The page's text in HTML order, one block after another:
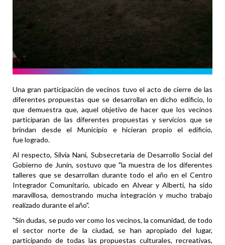
Una gran participación de vecinos tuvo el acto de cierre de las
diferentes propuestas que se desarrollan en dicho edificio, lo
que demuestra que, aquel objetivo de hacer que los vecinos
participaran de las diferentes propuestas y servicios que se
brindan desde el Municipio e hicieran propio el edificio,
fue logrado.
Al respecto, Silvia Nani, Subsecretaria de Desarrollo Social del
Gobierno de Junín, sostuvo que "la muestra de los diferentes
talleres que se desarrollan durante todo el año en el Centro
Integrador Comunitario, ubicado en Alvear y Alberti, ha sido
maravillosa, demostrando mucha integración y mucho trabajo
realizado durante el año".
"Sin dudas, se pudo ver como los vecinos, la comunidad, de todo
el sector norte de la ciudad, se han apropiado del lugar,
participando de todas las propuestas culturales, recreativas,